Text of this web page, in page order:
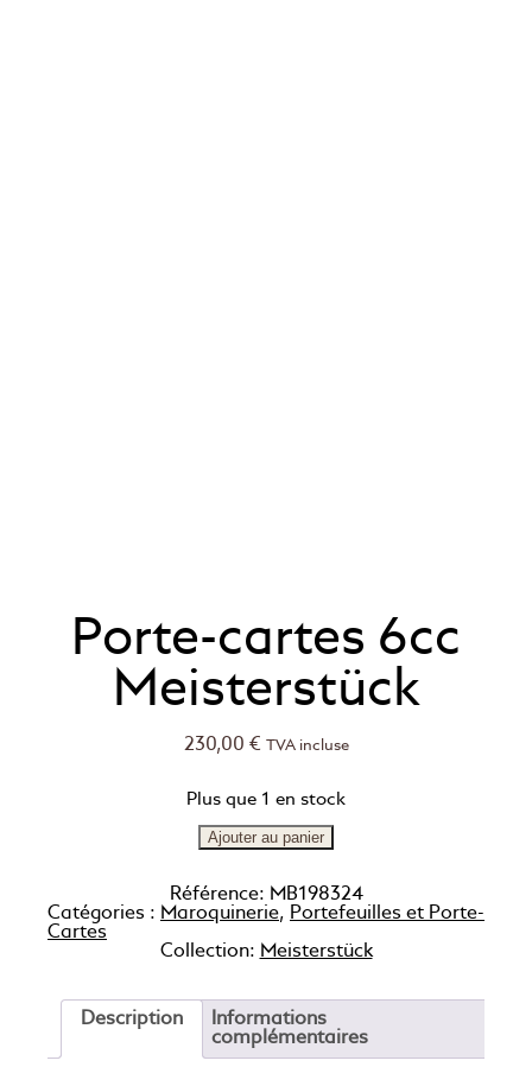
Porte-cartes 6cc
Meisterstück
230,00 € TVA incluse
Plus que 1 en stock
Ajouter au panier
Référence: MB198324
Catégories : Maroquinerie, Portefeuilles et Porte-
Cartes
Collection: Meisterstück
Description
Informations
complémentaires